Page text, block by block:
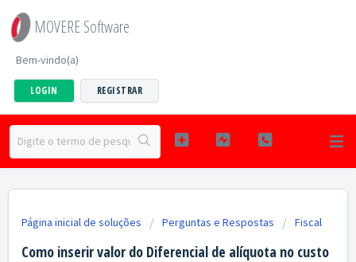
MOVERE Software
Bem-vindo(a)
LOGIN REGISTRAR
Página inicial de soluções Perguntas e Respostas Fiscal
Como inserir valor do Diferencial de alíquota no custo